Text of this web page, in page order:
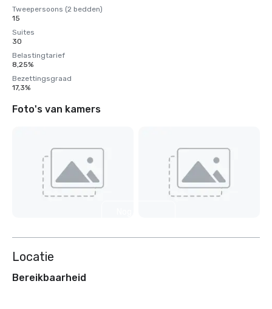
Tweepersoons (2 bedden)
15
Suites
30
Belastingtarief
8,25%
Bezettingsgraad
17,3%
Foto's van kamers
Locatie
Bereikbaarheid